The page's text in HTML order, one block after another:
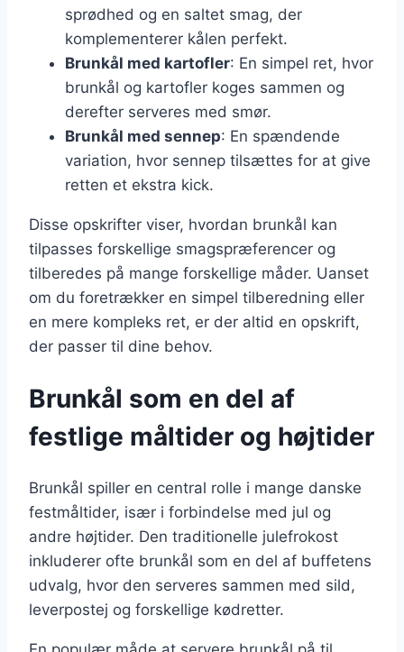
sprødhed og en saltet smag, der
komplementerer kålen perfekt.
Brunkål med kartofler: En simpel ret, hvor
brunkål og kartofler koges sammen og
derefter serveres med smør.
Brunkål med sennep: En spændende
variation, hvor sennep tilsættes for at give
retten et ekstra kick.
Disse opskrifter viser, hvordan brunkål kan
tilpasses forskellige smagspræferencer og
tilberedes på mange forskellige måder. Uanset
om du foretrækker en simpel tilberedning eller
en mere kompleks ret, er der altid en opskrift,
der passer til dine behov.
Brunkål som en del af
festlige måltider og højtider
Brunkål spiller en central rolle i mange danske
festmåltider, især i forbindelse med jul og
andre højtider. Den traditionelle julefrokost
inkluderer ofte brunkål som en del af buffetens
udvalg, hvor den serveres sammen med sild,
leverpostej og forskellige kødretter.